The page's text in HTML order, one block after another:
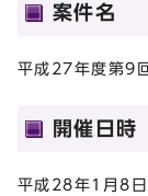
案件名
平成27年度第9
開催日時
平成28年1月8